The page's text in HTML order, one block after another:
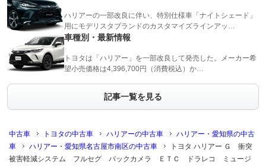
ハリアーの一部改良に伴い、特別仕様車「ナイトシェード」
用にモデリスタブランドのカスタマイズラインアッ…
車種別・最新情報
トヨタは「ハリアー」を一部改良して発売した。メーカー希
望小売価格は4,396,700円（消費税込）か…
記事一覧を見る
中古車 トヨタの中古車 ハリアーの中古車
ハリアー・愛知県の中古
車
ハリアー・愛知県名古屋市南区の中古車
トヨタ ハリアー Ｇ 衝突
被害軽減システム フルセグ バックカメラ ＥＴＣ ドラレコ ミュージ